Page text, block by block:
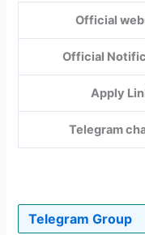
Official
Official
Apply
Telegram
Telegram Group